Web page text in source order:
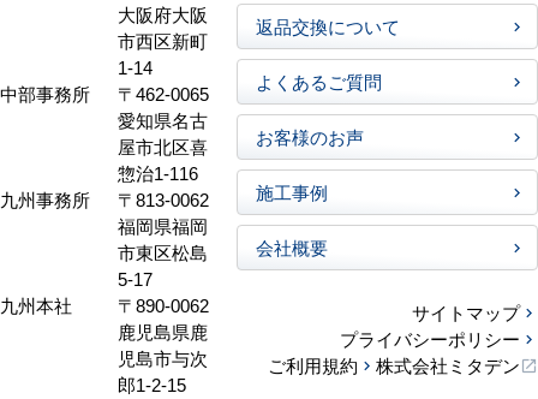
大阪府大阪
市西区新町
1-14
中部事務所
〒462-0065
愛知県名古
屋市北区喜
惣治1-116
九州事務所
〒813-0062
福岡県福岡
市東区松島
5-17
九州本社
〒890-0062
鹿児島県鹿
児島市与次
郎1-2-15
返品交換について
よくあるご質問
お客様のお声
施工事例
会社概要
サイトマップ
プライバシーポリシー
ご利用規約
株式会社ミタデン